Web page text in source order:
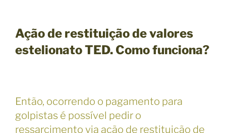
Açãode restituição de valores
estelionato TED. Como funciona?
Então, ocorrendo o pagamento para
golpistas é possível pedir o
ressarcimento via ação de restituição de